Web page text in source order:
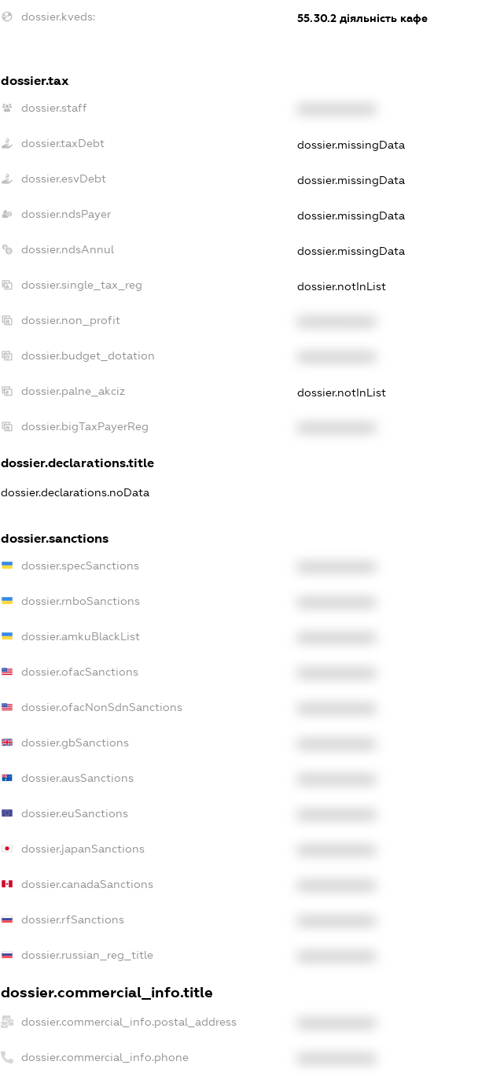
dossier.kveds: 55.30.2 діяльність кафе
dossier.tax
dossier.staff
dossier.taxDebt dossier.missingData
dossier.esvDebt dossier.missingData
dossier.ndsPayer dossier.missingData
dossier.ndsAnnul dossier.missingData
dossier.single_tax_reg dossier.notInList
dossier.non_profit
dossier.budget_dotation
dossier.palne_akciz dossier.notInList
dossier.bigTaxPayerReg
dossier.declarations.title
dossier.declarations.noData
dossier.sanctions
dossier.specSanctions
dossier.rnboSanctions
dossier.amkuBlackList
dossier.ofacSanctions
dossier.ofacNonSdnSanctions
dossier.gbSanctions
dossier.ausSanctions
dossier.euSanctions
dossier.japanSanctions
dossier.canadaSanctions
dossier.rfSanctions
dossier.russian_reg_title
dossier.commercial_info.title
dossier.commercial_info.postal_address
dossier.commercial_info.phone